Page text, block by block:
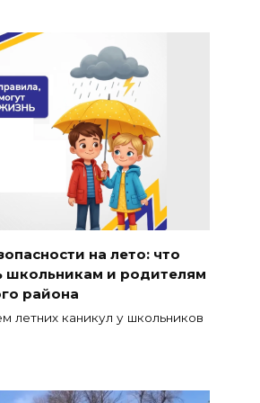
на лето: что
школьникам и родителям
района
летних каникул у школьников